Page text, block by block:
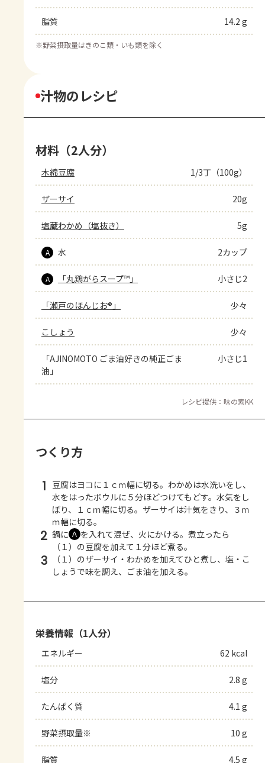
脂質 14.2 g
※野菜摂取量はきのこ類・いも類を除く
汁物のレシピ
材料（2人分）
木綿豆腐 1/3丁（100g）
ザーサイ 20g
塩蔵わかめ（塩抜き） 5g
A 水 2カップ
A 「丸鶏がらスープ™」 小さじ2
「瀬戸のほんじお®」 少々
こしょう 少々
「AJINOMOTO ごま油好きの純正ごま
油」
小さじ1
レシピ提供：味の素KK
つくり方
1 豆腐はヨコに１ｃｍ幅に切る。わかめは水洗いをし、
水をはったボウルに５分ほどつけてもどす。水気をし
ぼり、１ｃｍ幅に切る。ザーサイは汁気をきり、３ｍ
ｍ幅に切る。
2 鍋に Ａ を入れて混ぜ、火にかける。煮立ったら
（１）の豆腐を加えて１分ほど煮る。
3
（１）のザーサイ・わかめを加えてひと煮し、塩・こ
しょうで味を調え、ごま油を加える。
栄養情報（1人分）
エネルギー 62 kcal
塩分 2.8 g
たんぱく質 4.1 g
野菜摂取量※ 10 g
脂質 4.5 g